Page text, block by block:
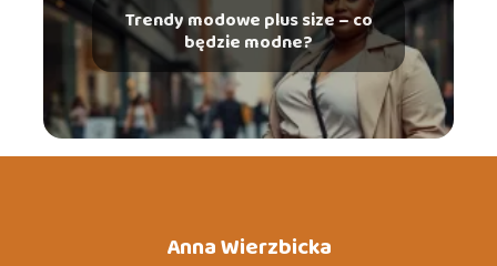
Trendy modowe plus size – co
będzie modne?
Anna Wierzbicka